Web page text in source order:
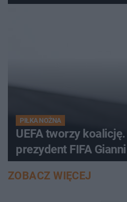
PIŁKA NOŻNA
UEFA tworzy
prezydent FIFA
ZOBACZ WIĘCEJ